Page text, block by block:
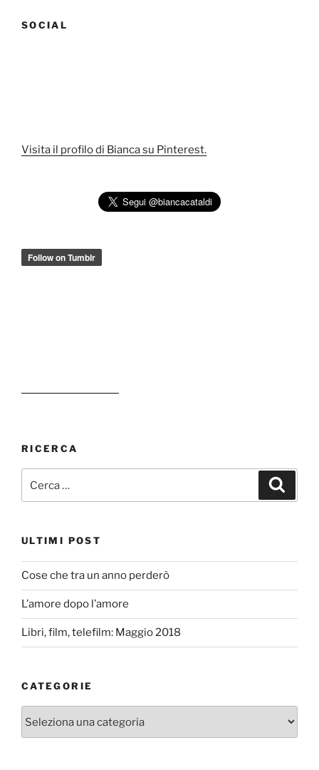
SOCIAL
Visita il profilo di Bianca su Pinterest.
RICERCA
ULTIMI POST
Cose che tra un anno perderò
L’amore dopo l’amore
Libri, film, telefilm: Maggio 2018
CATEGORIE